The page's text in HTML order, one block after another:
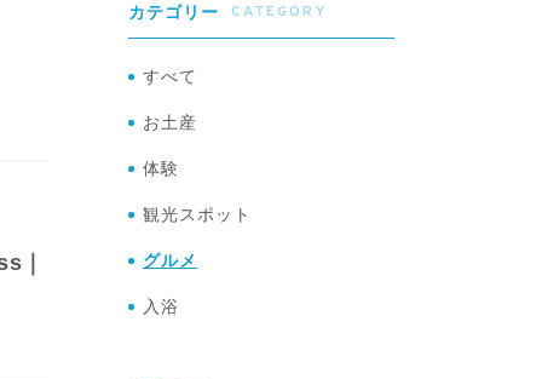
｜
カテゴリー CATEGORY
すべて
お土産
体験
観光スポット
グルメ
入浴